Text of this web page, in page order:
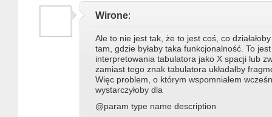
Wirone:
Ale to nie jest tak, że to jest coś, co
tam, gdzie byłaby taka funkcjonalność. To
interpretowania tabulatora jako X spacji lub
zamiast tego znak tabulatora układałby
Więc problem, o którym wspomniałem
wystarczyłoby dla
@param type name description